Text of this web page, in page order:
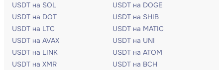
USDT на SOL
USDT на DOGE
USDT на DOT
USDT на SHIB
USDT на LTC
USDT на MATIC
USDT на AVAX
USDT на UNI
USDT на LINK
USDT на ATOM
USDT на XMR
USDT на BCH